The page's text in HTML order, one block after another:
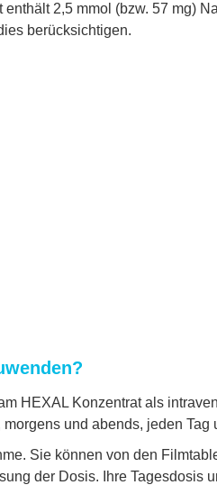
2,5 mmol (bzw. 57 mg)
berücksichtigen.
HEXAL Konzentrat als
und abends, jeden
Sie können von den
der Dosis. Ihre Tagesdosis